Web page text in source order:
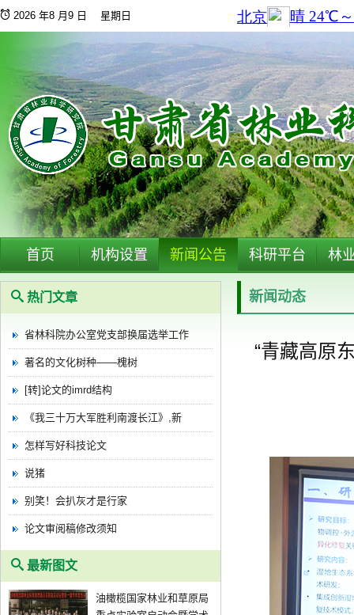
2026 年8 月9 日 星期日
首页 机构设置 新闻公告 科研平台 林
新闻动态
“青藏高原
热门文章
省林科院办公室党支部换届选举工作
著名的文化树种——槐树
[转]论文的imrd结构
《我三十万大军胜利南渡长江》,新
怎样写好科技论文
说猪
别笑！会扒灰才是行家
论文审阅稿修改须知
最新图文
油橄榄国家林业和草原局